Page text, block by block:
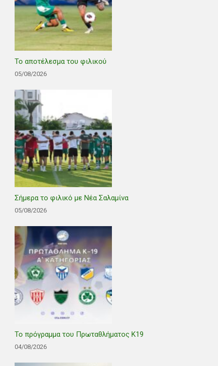
Το αποτέλεσμα του φιλικού
05/08/2026
Σήμερα το φιλικό με Νέα Σαλαμίνα
05/08/2026
Το πρόγραμμα του Πρωταθλήματος Κ19
04/08/2026